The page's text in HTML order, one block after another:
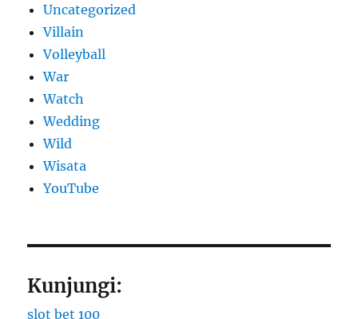
Uncategorized
Villain
Volleyball
War
Watch
Wedding
Wild
Wisata
YouTube
Kunjungi:
slot bet 100